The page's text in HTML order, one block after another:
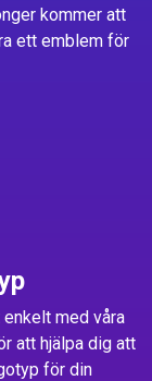
kommer att
ett emblem för
med våra
att hjälpa dig att
för din